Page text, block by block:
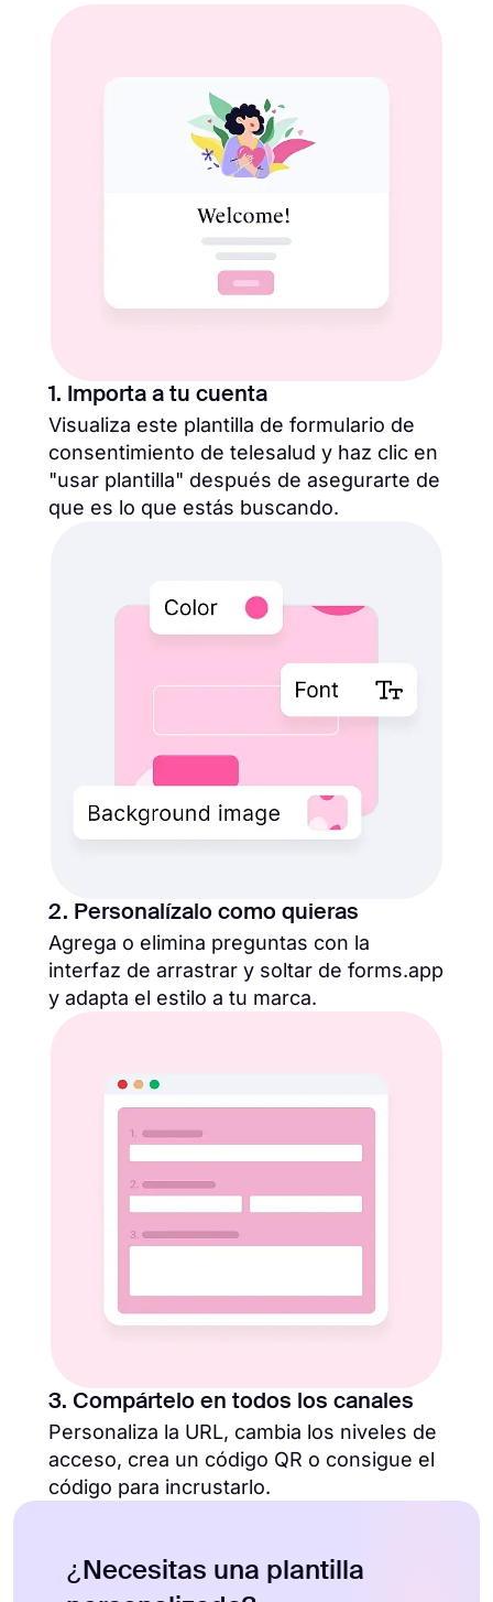
1. Importa a tu cuenta
Visualiza este plantilla de formulario de
consentimiento de telesalud y haz clic en
"usar plantilla" después de asegurarte de
que es lo que estás buscando.
2. Personalízalo como quieras
Agrega o elimina preguntas con la
interfaz de arrastrar y soltar de forms.app
y adapta el estilo a tu marca.
3. Compártelo en todos los canales
Personaliza la URL, cambia los niveles de
acceso, crea un código QR o consigue el
código para incrustarlo.
¿Necesitas una plantilla